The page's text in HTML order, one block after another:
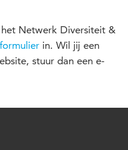
Netwerk Diversiteit &
in. Wil jij een
stuur dan een e-